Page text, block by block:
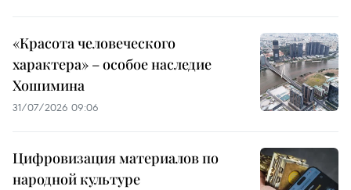
«Красота человеческого
характера» – особое наследие
Хошимина
31/07/2026 09:06
Цифровизация материалов по
народной культуре